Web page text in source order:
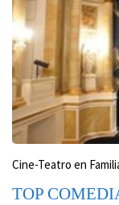
Cine-Teatro en
TOP